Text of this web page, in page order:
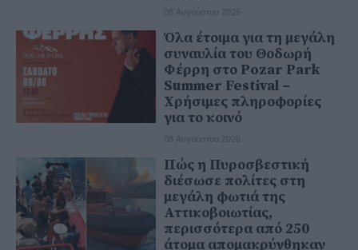
08 Αυγούστου 2026
Όλα έτοιμα για τη μεγάλη
συναυλία του Θοδωρή
Φέρρη στο Pozar Park
Summer Festival –
Χρήσιμες πληροφορίες
για το κοινό
08 Αυγούστου 2026
Πώς η Πυροσβεστική
διέσωσε πολίτες στη
μεγάλη φωτιά της
Αττικοβοιωτίας,
περισσότερα από 250
άτομα απομακρύνθηκαν